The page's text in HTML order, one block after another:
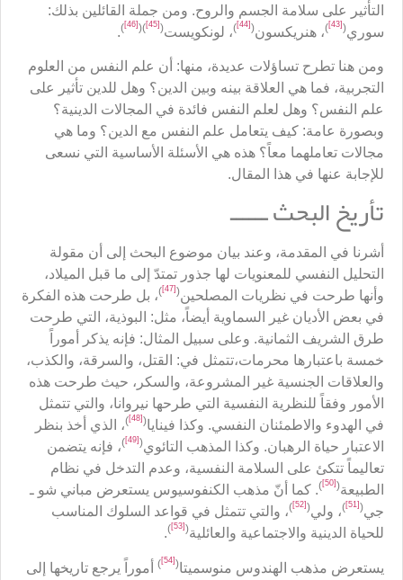
التأثير على سلامة الجسم والروح. ومن جملة القائلين بذلك:
سوري(
[43]
)، هنريكسون(
[44]
)، لونكويست(
[45]
)(
[46]
)
.
ومن هنا تطرح تساؤلات عديدة، منها: أن علم النفس من العلوم
التجربية، فما هي العلاقة بينه وبين الدين؟ وهل للدين تأثير على
علم النفس؟ وهل لعلم النفس فائدة في المجالات الدينية؟
وبصورة عامة: كيف يتعامل علم النفس مع الدين؟ وما هي
مجالات تعاملهما معاً؟ هذه هي الأسئلة الأساسية التي نسعى
للإجابة عنها في هذا المقال.
تأريخ البحث ــــــ
أشرنا في المقدمة، وعند بيان موضوع البحث إلى أن مقولة
التحليل النفسي للمعنويات لها جذور تمتدّ إلى ما قبل الميلاد،
وأنها طرحت في نظريات المصلحين(
[47]
)، بل طرحت هذه الفكرة
في بعض الأديان غير السماوية أيضاً، مثل: البوذية، التي طرحت
طرق الشريف الثمانية. وعلى سبيل المثال: فإنه يذكر أموراً
خمسة باعتبارها محرمات،تتمثل في: القتل، والسرقة، والكذب،
والعلاقات الجنسية غير المشروعة، والسكر، حيث طرحت هذه
الأمور وفقاً للنظرية النفسية التي طرحها نيروانا، والتي تتمثل
في الهدوء والاطمئنان النفسي. وكذا فينايا(
[48]
)، الذي أخذ بنظر
الاعتبار حياة الرهبان. وكذا المذهب التائوي(
[49]
)، فإنه يتضمن
تعاليماً تتكئ على السلامة النفسية، وعدم التدخل في نظام
الطبيعة(
[50]
). كما أنّ مذهب الكنفوسيوس يستعرض مباني شو ـ
جي(
[51]
)، ولي(
[52]
)، والتي تتمثل في قواعد السلوك المناسب
للحياة الدينية والاجتماعية والعائلية(
[53]
)
.
يستعرض مذهب الهندوس منوسميتا(
[54]
)
أموراً يرجع تاريخها إلى